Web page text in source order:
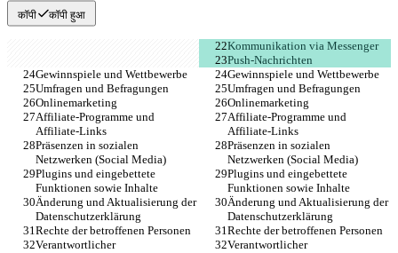
कॉपी कॉपी हुआ
Kommunikation via Messenger
Push-Nachrichten
Gewinnspiele und Wettbewerbe
Gewinnspiele und Wettbewerbe
Umfragen und Befragungen
Umfragen und Befragungen
Onlinemarketing
Onlinemarketing
Affiliate-Programme und
Affiliate-Links
Affiliate-Programme und
Affiliate-Links
Präsenzen in sozialen
Netzwerken (Social Media)
Präsenzen in sozialen
Netzwerken (Social Media)
Plugins und eingebettete
Funktionen sowie Inhalte
Plugins und eingebettete
Funktionen sowie Inhalte
Änderung und Aktualisierung der
Datenschutzerklärung
Änderung und Aktualisierung der
Datenschutzerklärung
Rechte der betroffenen Personen
Rechte der betroffenen Personen
Verantwortlicher
Verantwortlicher